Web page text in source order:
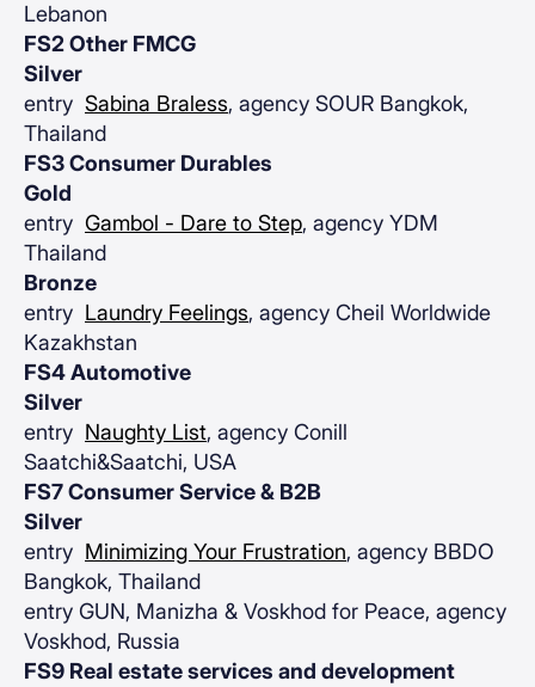
Lebanon
FS2 Other FMCG
Silver
entry Sabina Braless, agency SOUR Bangkok,
Thailand
FS3 Consumer Durables
Gold
entry Gambol - Dare to Step, agency YDM
Thailand
Bronze
entry Laundry Feelings, agency Cheil Worldwide
Kazakhstan
FS4 Automotive
Silver
entry Naughty List, agency Conill
Saatchi&Saatchi, USA
FS7 Consumer Service & B2B
Silver
entry Minimizing Your Frustration, agency BBDO
Bangkok, Thailand
entry GUN, Manizha & Voskhod for Peace, agency
Voskhod, Russia
FS9 Real estate services and development